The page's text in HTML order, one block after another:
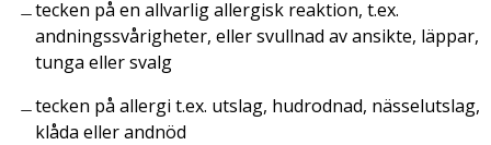
tecken på en allvarlig allergisk reaktion, t.ex.
andningssvårigheter, eller svullnad av ansikte, läppar,
tunga eller svalg
tecken på allergi t.ex. utslag, hudrodnad, nässelutslag,
klåda eller andnöd